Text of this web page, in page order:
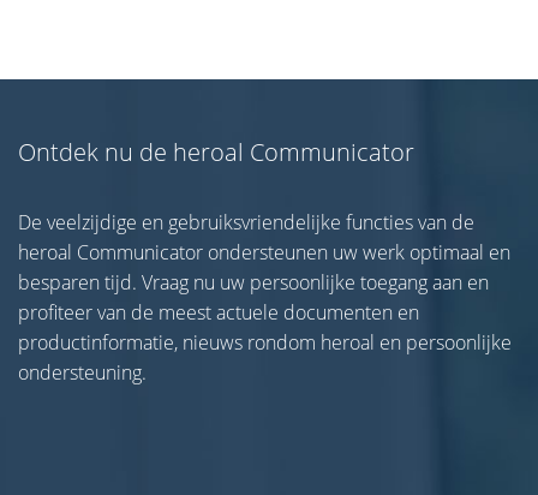
Ontdek nu de heroal Communicator
De veelzijdige en gebruiksvriendelijke functies van de
heroal Communicator ondersteunen uw werk optimaal en
besparen tijd. Vraag nu uw persoonlijke toegang aan en
profiteer van de meest actuele documenten en
productinformatie, nieuws rondom heroal en persoonlijke
ondersteuning.